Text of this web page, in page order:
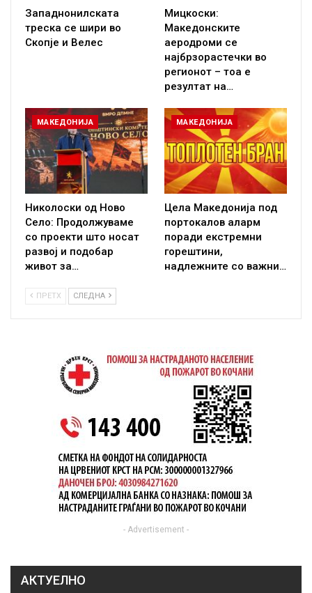
Западнонилската
треска се шири во
Скопје и Велес
Мицкоски:
Македонските
аеродроми се
најбрзорастечки во
регионот – тоа е
резултат на…
МАКЕДОНИЈА
Николоски од Ново
Село: Продолжуваме
со проекти што носат
развој и подобар
живот за…
МАКЕДОНИЈА
Цела Македонија под
портокалов аларм
поради екстремни
горештини,
надлежните со важни…
ПРЕТХ СЛЕДНА
- Advertisement -
АКТУЕЛНО